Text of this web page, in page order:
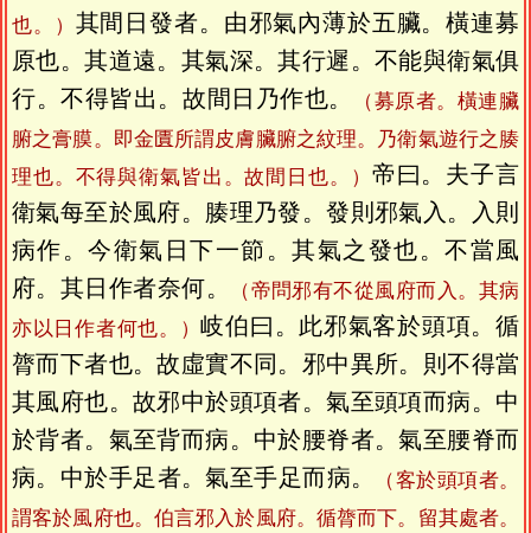
也。） 其間日發者。由邪氣內薄於五臟。橫連募
原也。其道遠。其氣深。其行遲。不能與衛氣俱
行。不得皆出。故間日乃作也。
（募原者。橫連臟
腑之膏膜。即金匱所謂皮膚臟腑之紋理。乃衛氣遊行之腠
理也。不得與衛氣皆出。故間日也。） 帝曰。夫子言
衛氣每至於風府。腠理乃發。發則邪氣入。入則
病作。今衛氣日下一節。其氣之發也。不當風
府。其日作者奈何。
（帝問邪有不從風府而入。其病
亦以日作者何也。）岐伯曰。此邪氣客於頭項。循
膂而下者也。故虛實不同。邪中異所。則不得當
其風府也。故邪中於頭項者。氣至頭項而病。中
於背者。氣至背而病。中於腰脊者。氣至腰脊而
病。中於手足者。氣至手足而病。
（客於頭項者。
謂客於風府也。伯言邪入於風府。循膂而下。留其處者。